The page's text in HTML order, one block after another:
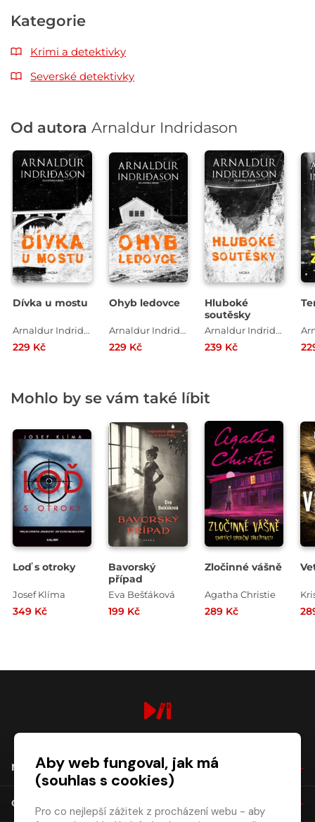
Kategorie
Krimi a detektivky
Severské detektivky
Od autora Arnaldur Indridason
Dívka u mostu
Arnaldur Indridason
229 Kč
Ohyb ledovce
Arnaldur Indridason
229 Kč
Hluboké
soutěsky
Arnaldur Indridason
239 Kč
Mohlo by se vám také líbit
Loď s otroky
Josef Klíma
349 Kč
Bavorský
případ
Eva Bešťáková
199 Kč
Zločinné vášně
Agatha Christie
289 Kč
NÁKUP
O SPOLEČNOSTI
Aby web fungoval, jak má
(souhlas s cookies)
Pro co nejlepší zážitek z procházení webu - aby